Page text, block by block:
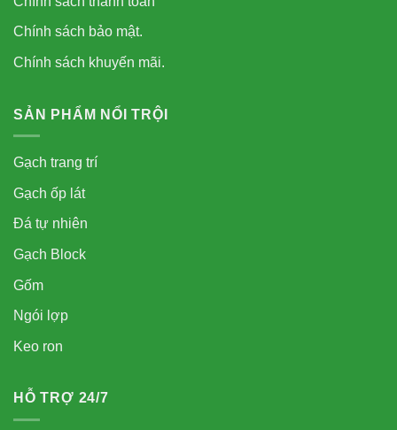
Chính sách bảo mật.
Chính sách khuyến mãi.
SẢN PHẨM NỔI TRỘI
Gạch trang trí
Gạch ốp lát
Đá tự nhiên
Gạch Block
Gốm
Ngói lợp
Keo ron
HỖ TRỢ 24/7